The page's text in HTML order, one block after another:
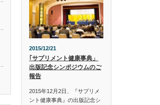
2015/12/21
｢サプリメント健康事典」
出版記念シンポジウムのご
報告
2015年12月2日、『サプリメ
ント健康事典』の出版記念シ